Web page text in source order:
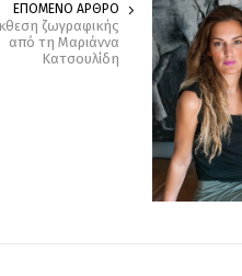
ΕΠΟΜΕΝΟ ΑΡΘΡΟ
ζωγραφικής
από τη Μαριάννα
Κατσουλίδη